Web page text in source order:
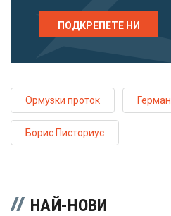
ПОДКРЕПЕТЕ НИ
Ормузки проток
Борис Писториус
НАЙ-НОВИ